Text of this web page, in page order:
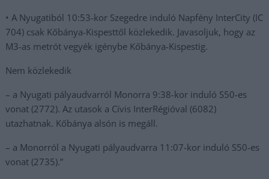
• A Nyugatiból 10:53-kor Szegedre induló Napfény InterCity (IC
704) csak Kőbánya-Kispesttől közlekedik. Javasoljuk, hogy az
M3-as metrót vegyék igénybe Kőbánya-Kispestig.
Nem közlekedik
– a Nyugati pályaudvarról Monorra 9:38-kor induló S50-es
vonat (2772). Az utasok a Cívis InterRégióval (6082)
utazhatnak. Kőbánya alsón is megáll.
– a Monorról a Nyugati pályaudvarra 11:07-kor induló S50-es
vonat (2735).”